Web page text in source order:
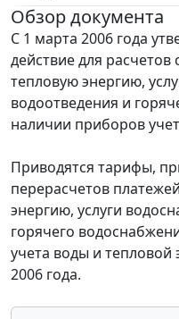
Обзор документа
С 1 марта 2006 года
действие для
тепловую энергию,
водоотведения и
наличии приборов
Приводятся тарифы,
перерасчетов
энергию, услуги
горячего
учета воды и тепловой
2006 года.